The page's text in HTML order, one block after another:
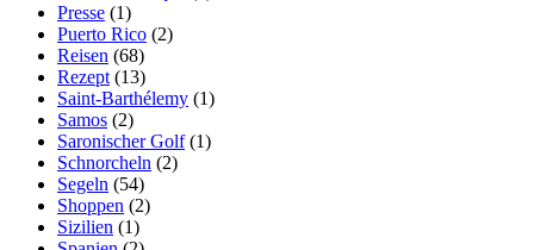
Presse (1)
Puerto Rico (2)
Reisen (68)
Rezept (13)
Saint-Barthélemy (1)
Samos (2)
Saronischer Golf(1)
Schnorcheln (2)
Segeln (54)
Shoppen (2)
Sizilien (1)